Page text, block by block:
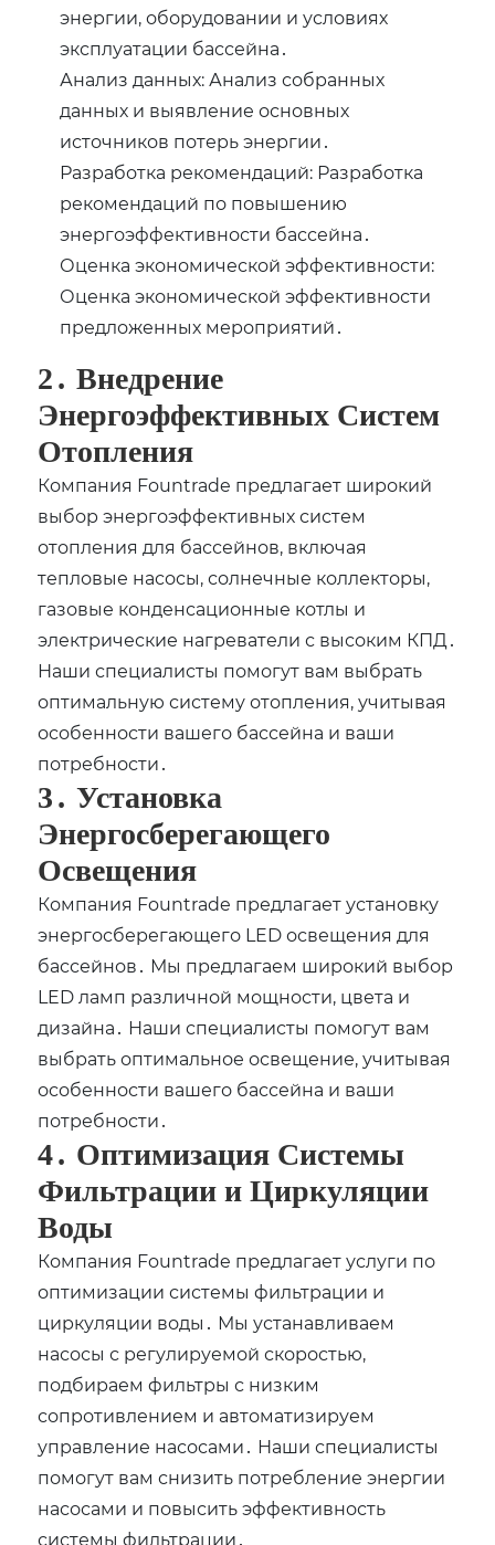
энергии‚ оборудовании и условиях
эксплуатации бассейна․
Анализ данных: Анализ собранных
данных и выявление основных
источников потерь энергии․
Разработка рекомендаций: Разработка
рекомендаций по повышению
энергоэффективности бассейна․
Оценка экономической эффективности:
Оценка экономической эффективности
предложенных мероприятий․
2․ Внедрение
Энергоэффективных Систем
Отопления
Компания Fountrade предлагает широкий
выбор энергоэффективных систем
отопления для бассейнов‚ включая
тепловые насосы‚ солнечные коллекторы‚
газовые конденсационные котлы и
электрические нагреватели с высоким КПД․
Наши специалисты помогут вам выбрать
оптимальную систему отопления‚ учитывая
особенности вашего бассейна и ваши
потребности․
3․ Установка
Энергосберегающего
Освещения
Компания Fountrade предлагает установку
энергосберегающего LED освещения для
бассейнов․ Мы предлагаем широкий выбор
LED ламп различной мощности‚ цвета и
дизайна․ Наши специалисты помогут вам
выбрать оптимальное освещение‚ учитывая
особенности вашего бассейна и ваши
потребности․
4․ Оптимизация Системы
Фильтрации и Циркуляции
Воды
Компания Fountrade предлагает услуги по
оптимизации системы фильтрации и
циркуляции воды․ Мы устанавливаем
насосы с регулируемой скоростью‚
подбираем фильтры с низким
сопротивлением и автоматизируем
управление насосами․ Наши специалисты
помогут вам снизить потребление энергии
насосами и повысить эффективность
системы фильтрации․